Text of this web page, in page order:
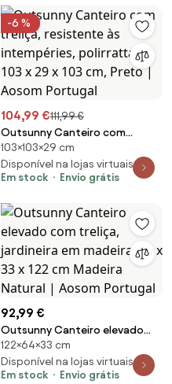
-6 %
104,99 €111,99 €
Outsunny Canteiro com
treliça, resistente às
intempéries, polirrattan, 103 x
29 x 103 cm, Preto | Aosom
103×103×29 cm
Disponível na lojas virtuais 2
Em stock
Envio grátis
92,99 €
Outsunny Canteiro elevado
com treliça, jardineira em
madeira, 64 x 33 x 122 cm
Madeira Natural | Aosom
122×64×33 cm
Disponível na lojas virtuais 2
Em stock
Envio grátis